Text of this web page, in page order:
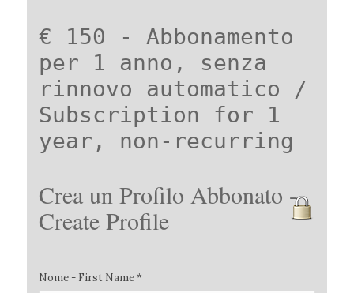
€ 150 - Abbonamento
per 1 anno, senza
rinnovo automatico /
Subscription for 1
year, non-recurring
Crea un Profilo Abbonato -
Create Profile
Nome - First Name *